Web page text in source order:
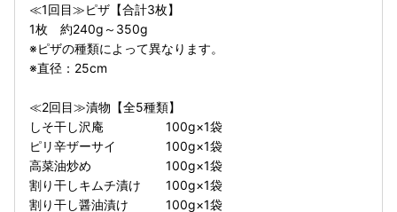
≪1回目≫ピザ【合計3枚】
1枚 約240g～350g
※ピザの種類によって異なります。
※直径：25cm
≪2回目≫漬物【全5種類】
しそ干し沢庵 100g×1袋
ピリ辛ザーサイ 100g×1袋
高菜油炒め 100g×1袋
割り干しキムチ漬け 100g×1袋
割り干し醤油漬け 100g×1袋